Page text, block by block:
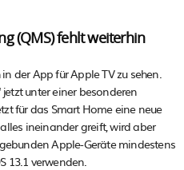
(QMS) fehlt weiterhin
der App für Apple TV zu sehen.
jetzt unter einer besonderen
für das Smart Home eine neue
ineinander greift, wird aber
Apple-Geräte mindestens
13.1 verwenden.